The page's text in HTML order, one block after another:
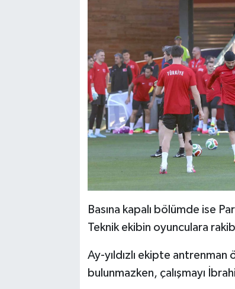
Basına kapalı bölümde ise
Teknik ekibin oyunculara
Ay-yıldızlı ekipte
bulunmazken, çalışmayı